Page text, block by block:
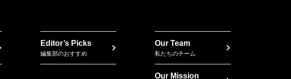
Editor’s Picks
編集部のおすすめ
Our Team
私たちのチーム
Our Mission